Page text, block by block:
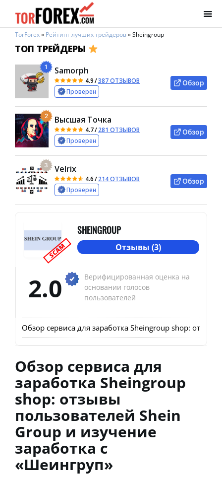
TorForex» Рейтинг лучших трейдеров»Sheingroup
ТОП ТРЕЙДЕРЫ
1 Samorph
4.9/387 ОТЗЫВОВ
Проверен
Обзор
2 Высшая Точка
4.7/281 ОТЗЫВОВ
Проверен
Обзор
3 Velrix
4.6/214 ОТЗЫВОВ
Проверен
Обзор
SCAM
SHEINGROUP
Отзывы (3)
2.0
Верифицированная оценка на
основании голосов
пользователей
Обзор сервиса для заработка Sheingroup shop:
Обзор сервиса для
заработка Sheingroup
shop: отзывы
пользователей Shein
Group и изучение
заработка с
«Шеингруп»